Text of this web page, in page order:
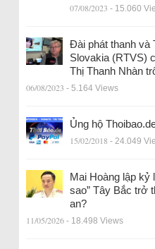
07/08/2023 - 15.060
Đài phát thanh và
Slovakia (RTVS)
Thị Thanh Nhàn
06/08/2023 - 5.164 Views
Ủng hộ
15/02/2018 - 24.049
Mai Hoàng lập kỷ
sao” Tây Bắc trở
an?
11/05/2026 - 18.498 Views